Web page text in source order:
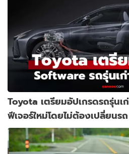
Toyota เตรียมอัปเกรดรถรุ่นเ
ฟีเจอร์ใหม่โดยไม่ต้องเปลี่ยนรถ